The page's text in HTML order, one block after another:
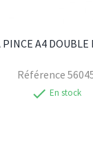
A4 DOUBLE
Référence
check En stock